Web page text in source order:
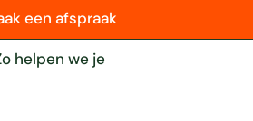
een afspraak
helpen we je